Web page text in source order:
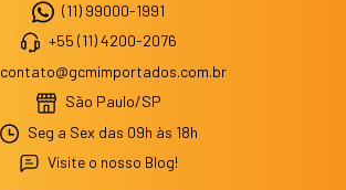
(11) 99000-1991
+55 (11) 4200-2076
contato@gcmimportados.com.br
São Paulo/SP
Seg a Sex das 09h às 18h
Visite o nosso Blog!